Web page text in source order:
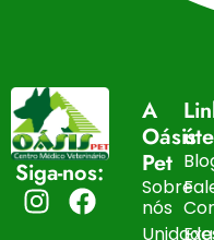
Siga-nos:
A
Oásis
Pet
Sobre
nós